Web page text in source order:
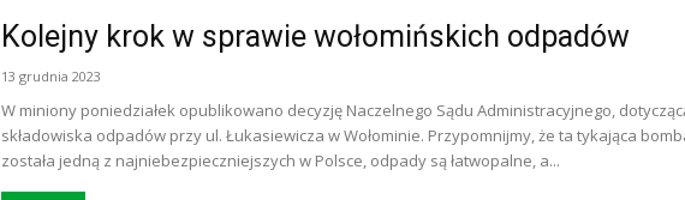
Kolejny krok w sprawie wołomińskich odpadów
13 grudnia 2023
W miniony poniedziałek opublikowano decyzję Naczelnego Sądu Administracyjnego,
składowiska odpadów przy ul. Łukasiewicza w Wołominie. Przypomnijmy, że ta tykająca
została jedną z najniebezpieczniejszych w Polsce, odpady są łatwopalne, a...